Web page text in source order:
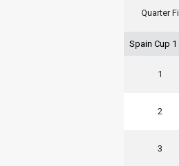
Quarter Fi
Spain Cup
1
2
3